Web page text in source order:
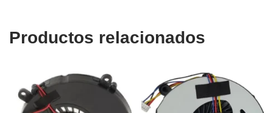
Productos relacionados